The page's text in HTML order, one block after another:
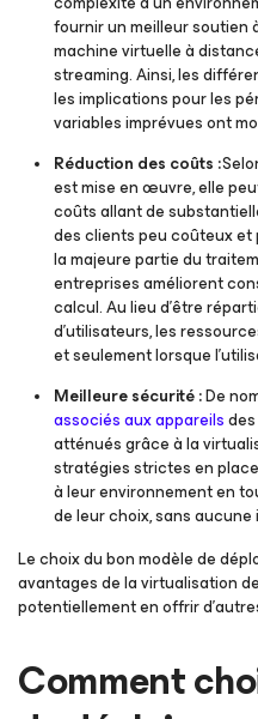
fournir un meilleur soutien
machine virtuelle à
streaming. Ainsi, les
les implications pour les
variables imprévues ont
Réduction des coûts :
est mise en œuvre, elle
coûts allant de
des clients peu coûteux
la majeure partie du
entreprises améliorent
calcul. Au lieu d’être
d’utilisateurs, les
et seulement lorsque
Meilleure sécurité :De
associés aux appareils
atténués grâce à la
stratégies strictes en
à leur environnement en
de leur choix, sans
Le choix du bon modèle de
avantages de la virtualisation
potentiellement en offrir
Comment